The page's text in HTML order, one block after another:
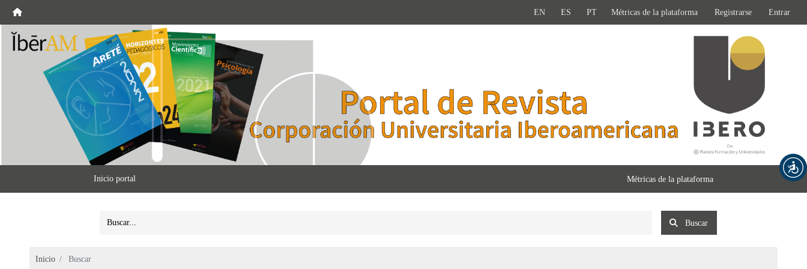
EN ES PT Métricas de la plataforma Registrarse Entrar
Inicio portal Métricas de la plataforma
Buscar
Inicio Buscar